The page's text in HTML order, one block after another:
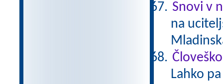
Snovi v
na
Lahko